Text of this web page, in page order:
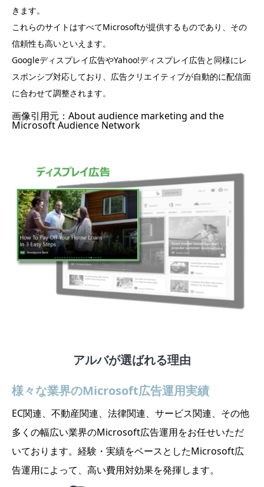
きます。
これらのサイトはすべてMicrosoftが提供するものであり、その
信頼性も高いといえます。
Googleディスプレイ広告やYahoo!ディスプレイ広告と同様にレ
スポンシブ対応しており、広告クリエイティブが自動的に配信面
に合わせて調整されます。
画像引用元： About audience marketing and the
Microsoft Audience Network
アルバが選ばれる理由
様々な業界のMicrosoft広告運用実績
EC関連、不動産関連、法律関連、サービス関連、その他
多くの幅広い業界のMicrosoft広告運用をお任せいただ
いております。経験・実績をベースとしたMicrosoft広
告運用によって、高い費用対効果を発揮します。